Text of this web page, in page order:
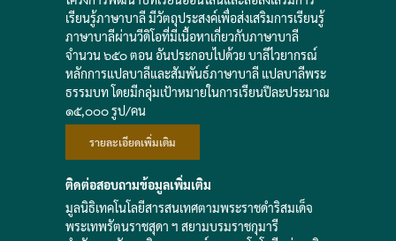
เรียนรู้ภาษาบาลี มีวัตถุประสงค์เพื่อส่งเสริมการเรียนรู้
ภาษาบาลีผ่านวีดิโอที่มีเนื้อหาเกี่ยวกับภาษาบาลี
จำนวน ๖๕๐ ตอน อันประกอบไปด้วย บาลีไวยากรณ์
หลักการแปลบาลีและสัมพันธ์ภาษาบาลี แปลบาลีพระ
ธรรมบท โดยมีกลุ่มเป้าหมายในการเรียนปีละประมาณ
๑๕,๐๐๐ รูป/คน
รายละเอียดเพิ่มเติม
ติดต่อสอบถามข้อมูลเพิ่มเติม
มูลนิธิเทคโนโลยีสารสนเทศตามพระราชดำริสมเด็จ
พระเทพรัตนราชสุดา ฯ สยามบรมราชกุมารี